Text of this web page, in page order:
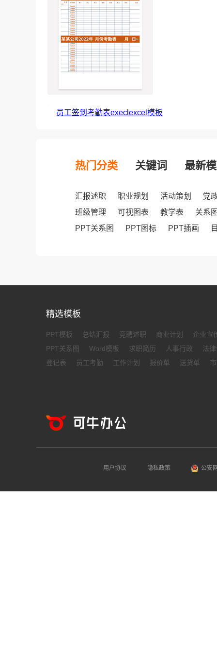
员工签到考勤表execlexcel模板
热门分类 关键词 最新
汇报述职 职业规划 活动策划
党
班级管理
可视图表 教学表
关系
PPT关系图
PPT图标 PPT插画
精选模板
PPT模板 总结汇报 竞聘述职 商业计划
企业宣
PPT关系图
Word模板 求职简历 人事行政
法
登记表
员工考勤 工作计划 报价单 送货单
用户协议 隐私政策 公安